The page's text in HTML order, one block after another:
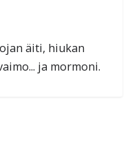
äiti, hiukan
ja mormoni.